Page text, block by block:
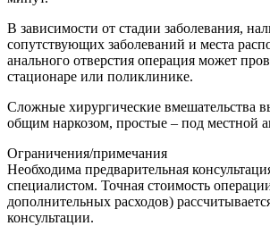
В зависимости от стадии заболевания,
сопутствующих заболеваний и места
анального отверстия операция может
стационаре или поликлинике.
Сложные хирургические вмешательства
общим наркозом, простые – под местной
Ограничения/примечания
Необходима предварительная
специалистом. Точная стоимость
дополнительных расходов)
консультации.